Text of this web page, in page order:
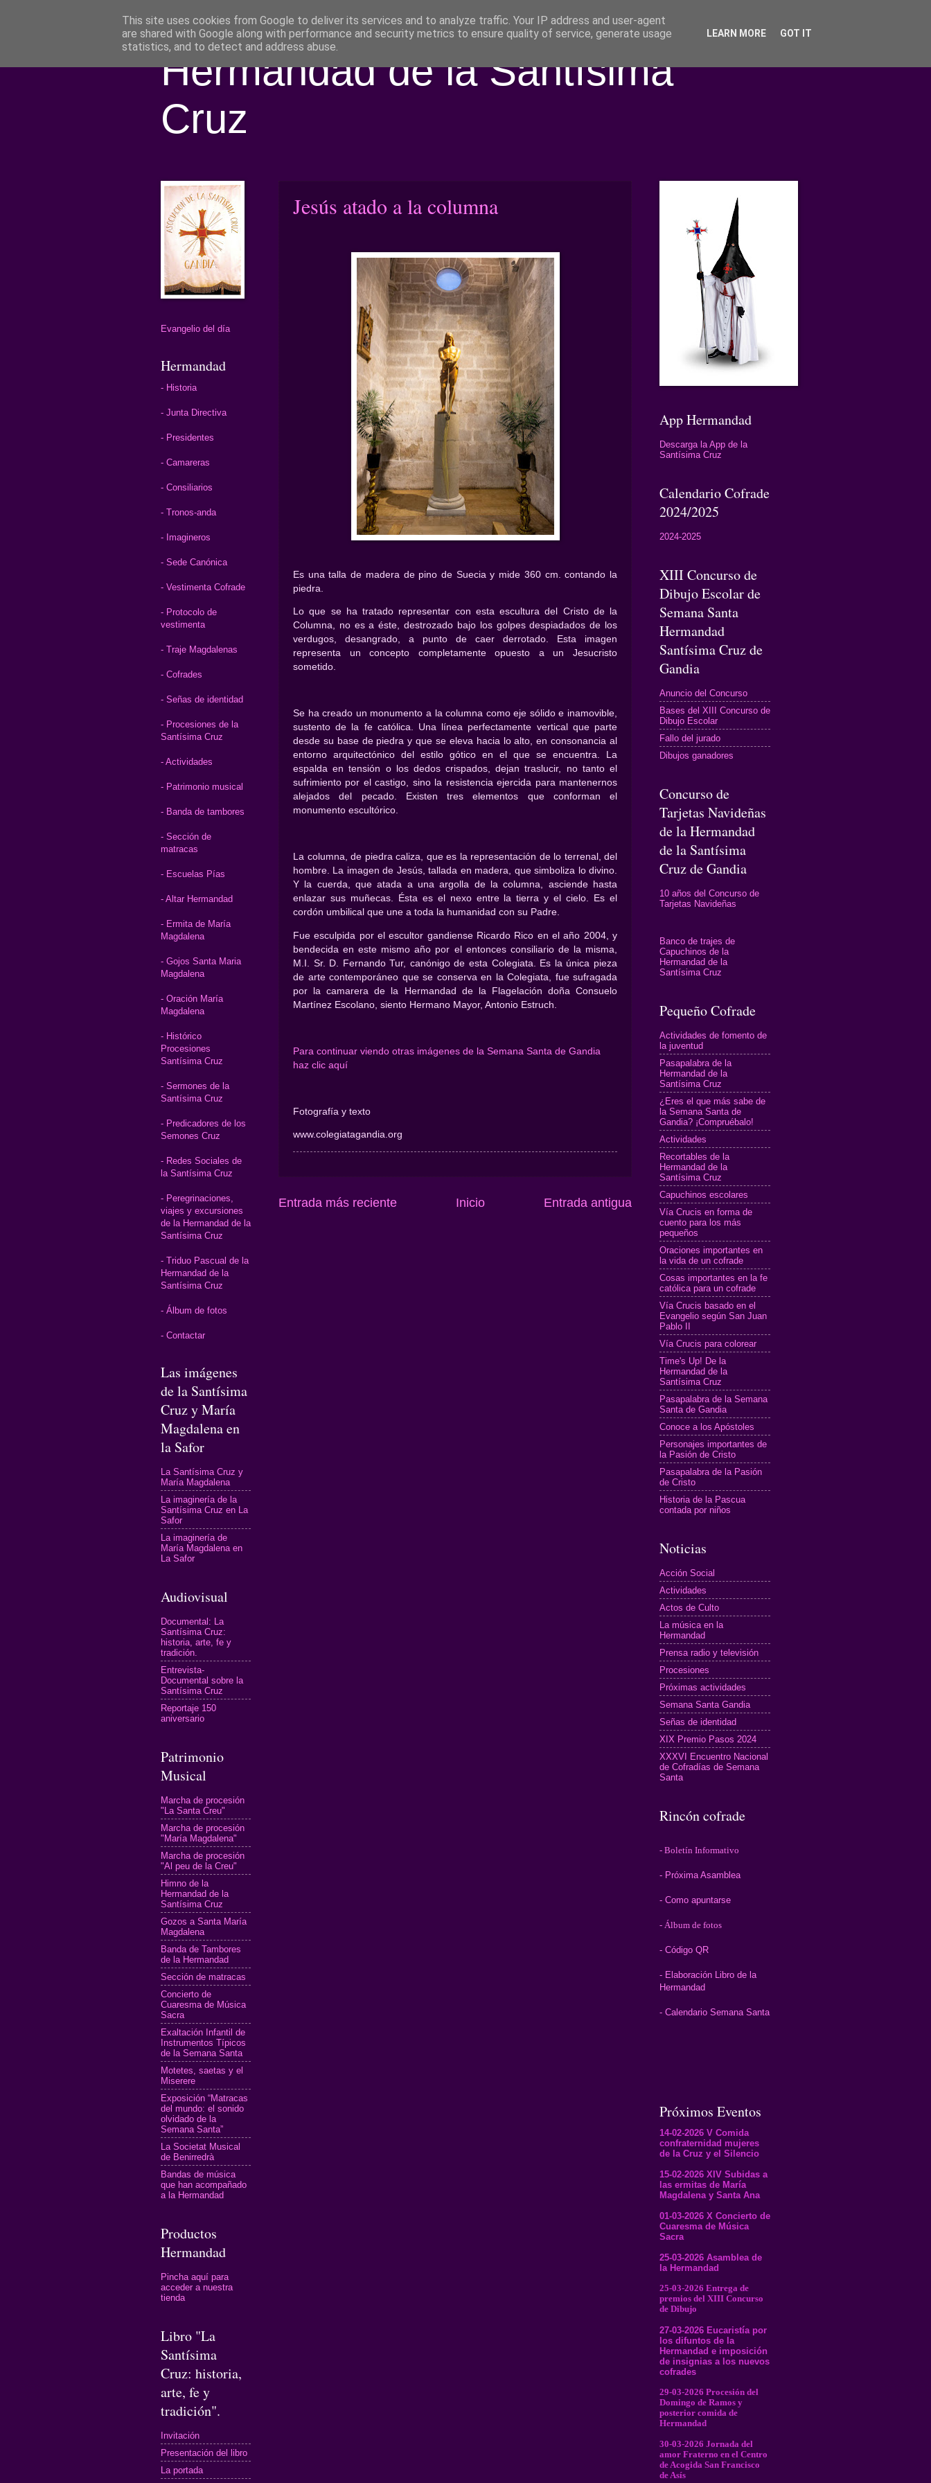
Hermandad de la Santísima
Cruz
Jesús atado a la columna
Es una talla de madera de pino de Suecia y mide 360 cm. contando la
piedra.
Lo que se ha tratado representar con esta escultura del Cristo de la
Columna, no es a éste, destrozado bajo los golpes despiadados de los
verdugos, desangrado, a punto de caer derrotado. Esta imagen
representa un concepto completamente opuesto a un Jesucristo
sometido.
Se ha creado un monumento a la columna como eje sólido e inamovible,
sustento de la fe católica. Una línea perfectamente vertical que parte
desde su base de piedra y que se eleva hacia lo alto, en consonancia al
entorno arquitectónico del estilo gótico en el que se encuentra. La
espalda en tensión o los dedos crispados, dejan traslucir, no tanto el
sufrimiento por el castigo, sino la resistencia ejercida para mantenernos
alejados del pecado. Existen tres elementos que conforman el
monumento escultórico.
La columna, de piedra caliza, que es la representación de lo terrenal, del
hombre. La imagen de Jesús, tallada en madera, que simboliza lo divino.
Y la cuerda, que atada a una argolla de la columna, asciende hasta
enlazar sus muñecas. Ésta es el nexo entre la tierra y el cielo. Es el
cordón umbilical que une a toda la humanidad con su Padre.
Fue esculpida por el escultor gandiense Ricardo Rico en el año 2004, y
bendecida en este mismo año por el entonces consiliario de la misma,
M.I. Sr. D. Fernando Tur, canónigo de esta Colegiata. Es la única pieza
de arte contemporáneo que se conserva en la Colegiata, fue sufragada
por la camarera de la Hermandad de la Flagelación doña Consuelo
Martínez Escolano, siento Hermano Mayor, Antonio Estruch.
Para continuar viendo otras imágenes de la Semana Santa de Gandia
haz clic aquí
Fotografía y texto
www.colegiatagandia.org
Entrada más reciente Entrada antigua
Inicio
Evangelio del día
Hermandad
- Historia
- Junta Directiva
- Presidentes
- Camareras
- Consiliarios
- Tronos-anda
- Imagineros
- Sede Canónica
- Vestimenta Cofrade
- Protocolo de
vestimenta
- Traje Magdalenas
- Cofrades
- Señas de identidad
- Procesiones de la
Santísima Cruz
- Actividades
- Patrimonio musical
- Banda de tambores
- Sección de
matracas
- Escuelas Pías
- Altar Hermandad
- Ermita de María
Magdalena
- Gojos Santa Maria
Magdalena
- Oración María
Magdalena
- Histórico
Procesiones
Santísima Cruz
- Sermones de la
Santísima Cruz
- Predicadores de los
Semones Cruz
- Redes Sociales de
la Santísima Cruz
- Peregrinaciones,
viajes y excursiones
de la Hermandad de la
Santísima Cruz
- Triduo Pascual de la
Hermandad de la
Santísima Cruz
- Álbum de fotos
- Contactar
Las imágenes
de la Santísima
Cruz y María
Magdalena en
la Safor
La Santísima Cruz y
María Magdalena
La imaginería de la
Santísima Cruz en La
Safor
La imaginería de
María Magdalena en
La Safor
Audiovisual
Documental: La
Santísima Cruz:
historia, arte, fe y
tradición.
Entrevista-
Documental sobre la
Santísima Cruz
Reportaje 150
aniversario
Patrimonio
Musical
Marcha de procesión
"La Santa Creu"
Marcha de procesión
"María Magdalena"
Marcha de procesión
"Al peu de la Creu"
Himno de la
Hermandad de la
Santísima Cruz
Gozos a Santa María
Magdalena
Banda de Tambores
de la Hermandad
Sección de matracas
Concierto de
Cuaresma de Música
Sacra
Exaltación Infantil de
Instrumentos Típicos
de la Semana Santa
Motetes, saetas y el
Miserere
Exposición “Matracas
del mundo: el sonido
olvidado de la
Semana Santa”
La Societat Musical
de Benirredrà
Bandas de música
que han acompañado
a la Hermandad
Productos
Hermandad
Pincha aquí para
acceder a nuestra
tienda
Libro "La
Santísima
Cruz: historia,
arte, fe y
tradición".
Invitación
Presentación del libro
La portada
App Hermandad
Descarga la App de la
Santísima Cruz
Calendario Cofrade
2024/2025
2024-2025
XIII Concurso de
Dibujo Escolar de
Semana Santa
Hermandad
Santísima Cruz de
Gandia
Anuncio del Concurso
Bases del XIII Concurso de
Dibujo Escolar
Fallo del jurado
Dibujos ganadores
Concurso de
Tarjetas Navideñas
de la Hermandad
de la Santísima
Cruz de Gandia
10 años del Concurso de
Tarjetas Navideñas
Banco de trajes de
Capuchinos de la
Hermandad de la
Santísima Cruz
Pequeño Cofrade
Actividades de fomento de
la juventud
Pasapalabra de la
Hermandad de la
Santísima Cruz
¿Eres el que más sabe de
la Semana Santa de
Gandia? ¡Compruébalo!
Actividades
Recortables de la
Hermandad de la
Santísima Cruz
Capuchinos escolares
Vía Crucis en forma de
cuento para los más
pequeños
Oraciones importantes en
la vida de un cofrade
Cosas importantes en la fe
católica para un cofrade
Vía Crucis basado en el
Evangelio según San Juan
Pablo II
Vía Crucis para colorear
Time's Up! De la
Hermandad de la
Santísima Cruz
Pasapalabra de la Semana
Santa de Gandia
Conoce a los Apóstoles
Personajes importantes de
la Pasión de Cristo
Pasapalabra de la Pasión
de Cristo
Historia de la Pascua
contada por niños
Noticias
Acción Social
Actividades
Actos de Culto
La música en la
Hermandad
Prensa radio y televisión
Procesiones
Próximas actividades
Semana Santa Gandia
Señas de identidad
XIX Premio Pasos 2024
XXXVI Encuentro Nacional
de Cofradías de Semana
Santa
Rincón cofrade
- Boletín Informativo
- Próxima Asamblea
- Como apuntarse
- Álbum de fotos
- Código QR
- Elaboración Libro de la
Hermandad
- Calendario Semana Santa
Próximos Eventos
14-02-2026 V Comida
confraternidad mujeres
de la Cruz y el Silencio
15-02-2026 XIV Subidas a
las ermitas de María
Magdalena y Santa Ana
01-03-2026 X Concierto de
Cuaresma de Música
Sacra
25-03-2026 Asamblea de
la Hermandad
25-03-2026 Entrega de
premios del XIII Concurso
de Dibujo
27-03-2026 Eucaristía por
los difuntos de la
Hermandad e imposición
de insignias a los nuevos
cofrades
29-03-2026 Procesión del
Domingo de Ramos y
posterior comida de
Hermandad
30-03-2026 Jornada del
amor Fraterno en el Centro
de Acogida San Francisco
de Asís
This site uses cookies from Google to deliver its services and to analyze traffic. Your IP address and user-agent
are shared with Google along with performance and security metrics to ensure quality of service, generate usage
statistics, and to detect and address abuse.
LEARN MORE GOT IT